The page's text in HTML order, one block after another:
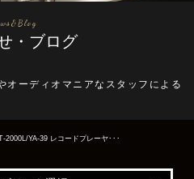
・ブログ
オーディオマニアなスタッフによる
2000L/YA-39 レコードプレーヤ･･･